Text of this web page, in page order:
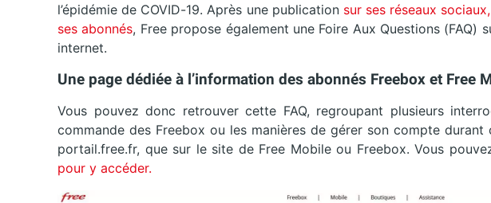
l’épidémie de COVID-19. Après une publication sur ses réseaux
ses abonnés, Free propose également une Foire Aux Questions (FAQ)
internet.
Une page dédiée à l’information des abonnés Freebox et Free
Vous pouvez donc retrouver cette FAQ, regroupant plusieurs
commande des Freebox ou les manières de gérer son compte
portail.free.fr, que sur le site de Free Mobile ou Freebox. Vous
pour y accéder.